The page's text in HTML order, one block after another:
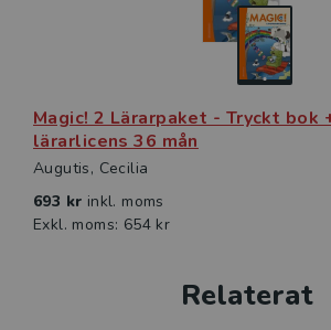
Magic! 2 Lärarpaket - Tryckt bok
lärarlicens 36 mån
Augutis, Cecilia
693 kr inkl. moms
Exkl. moms: 654 kr
Relaterat